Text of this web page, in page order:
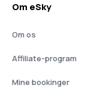
Om eSky
Om os
Affiliate-program
Mine bookinger